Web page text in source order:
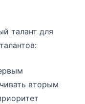
талант для
вторым